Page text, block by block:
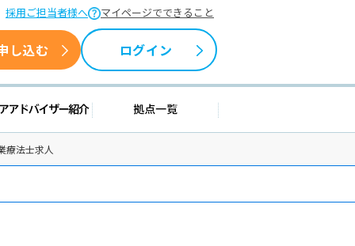
採用ご担当者様へ マイページでできること
し込む ログイン
情報 キャリアアドバイザー紹介拠点一覧
療法士求人